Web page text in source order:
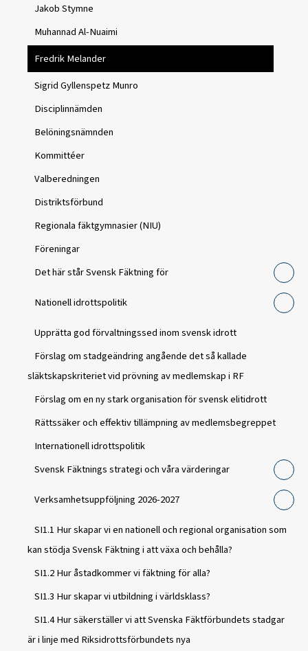
Jakob Stymne
Muhannad Al-Nuaimi
Fredrik Melander
Sigrid Gyllenspetz Munro
Disciplinnämden
Belöningsnämnden
Kommittéer
Valberedningen
Distriktsförbund
Regionala fäktgymnasier (NIU)
Föreningar
Det här står Svensk Fäktning för
Nationell idrottspolitik
Upprätta god förvaltningssed inom svensk idrott
Förslag om stadgeändring angående det så kallade
släktskapskriteriet vid prövning av medlemskap i RF
Förslag om en ny stark organisation för svensk elitidrott
Rättssäker och effektiv tillämpning av medlemsbegreppet
Internationell idrottspolitik
Svensk Fäktnings strategi och våra värderingar
Verksamhetsuppföljning 2026-2027
SI1.1 Hur skapar vi en nationell och regional organisation som
kan stödja Svensk Fäktning i att växa och behålla?
SI1.2 Hur åstadkommer vi fäktning för alla?
SI1.3 Hur skapar vi utbildning i världsklass?
SI1.4 Hur säkerställer vi att Svenska Fäktförbundets stadgar
är i linje med Riksidrottsförbundets nya